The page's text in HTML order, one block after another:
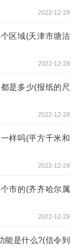
2022-12-29
区域(天津市塘沽
2022-12-28
是多少(报纸的尺
2022-12-28
样吗(平方千米和
2022-12-28
市的(齐齐哈尔属
2022-12-28
能是什么?(信令到